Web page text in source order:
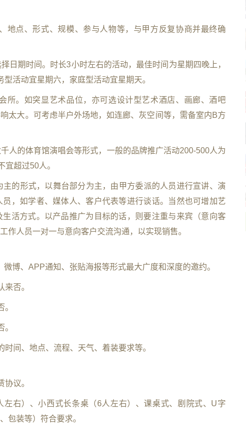
地点、形式、规模、参与人物等，与甲方反复协商并最终确
日期时间。时长3小时左右的活动，最佳时间为星期四晚上，
活动宜星期六，家庭型活动宜星期天。
所。如突显艺术品位，亦可选设计型艺术酒店、画廊、酒吧
太大。可考虑半户外场地，如连廊、灰空间等，需备室内B方
人的体育馆演唱会等形式，一般的品牌推广活动200-500人为
超过50人。
的形式，以舞台部分为主，由甲方委派的人员进行宣讲、演
，如学者、媒体人、客户代表等进行谈话。当然也可增加艺
活方式。以产品推广为目标的话，则要注重与来宾（意向客
作人员一对一与意向客户交流沟通，以实现销售。
博、APP通知、张贴海报等形式最大广度和深度的邀约。
否。
间、地点、流程、天气、着装要求等。
议。
右）、小西式长条桌（6人左右）、课桌式、剧院式、U字
包装等）符合要求。